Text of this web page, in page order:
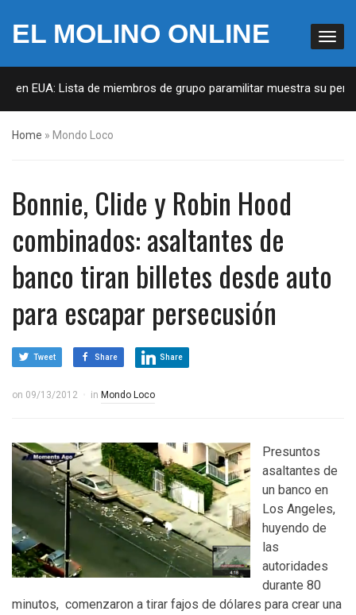
EL MOLINO ONLINE
EUA: Lista de miembros de grupo paramilitar muestra su
Home » Mondo Loco
Bonnie, Clide y Robin Hood
combinados: asaltantes de
banco tiran billetes desde auto
para escapar persecusión
Tweet Share Share
on 09/13/2012 in Mondo Loco
Presuntos
asaltantes de
un banco en
Los Angeles,
huyendo de
las
autoridades
durante 80
minutos, comenzaron a tirar fajos de dólares para crear una